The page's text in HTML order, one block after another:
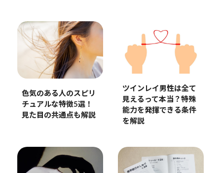
色気のある人のスピリ
チュアルな特徴5選！
見た目の共通点も解説
ツインレイ男性は全て
見えるって本当？特殊
能力を発揮できる条件
を解説